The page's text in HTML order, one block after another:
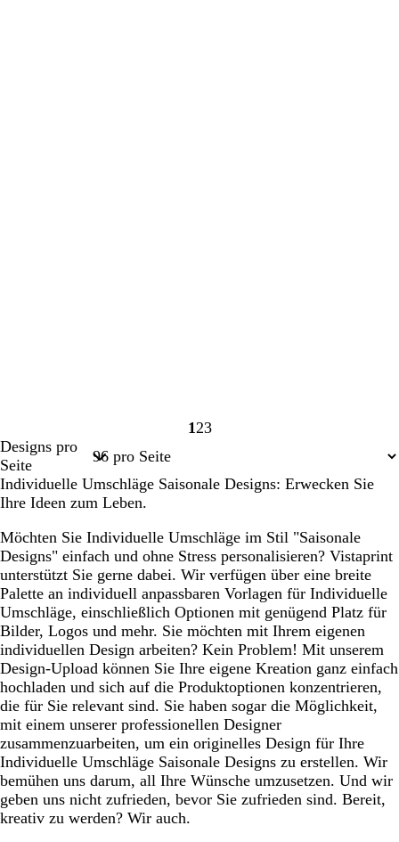
Seite
1 Seite
2Seite
3
Designs pro
Seite
Individuelle Umschläge Saisonale Designs: Erwecken Sie
Ihre Ideen zum Leben.
Möchten Sie Individuelle Umschläge im Stil "Saisonale
Designs" einfach und ohne Stress personalisieren? Vistaprint
unterstützt Sie gerne dabei. Wir verfügen über eine breite
Palette an individuell anpassbaren Vorlagen für Individuelle
Umschläge, einschließlich Optionen mit genügend Platz für
Bilder, Logos und mehr. Sie möchten mit Ihrem eigenen
individuellen Design arbeiten? Kein Problem! Mit unserem
Design-Upload können Sie Ihre eigene Kreation ganz einfach
hochladen und sich auf die Produktoptionen konzentrieren,
die für Sie relevant sind. Sie haben sogar die Möglichkeit,
mit einem unserer professionellen Designer
zusammenzuarbeiten, um ein originelles Design für Ihre
Individuelle Umschläge Saisonale Designs zu erstellen. Wir
bemühen uns darum, all Ihre Wünsche umzusetzen. Und wir
geben uns nicht zufrieden, bevor Sie zufrieden sind. Bereit,
kreativ zu werden? Wir auch.